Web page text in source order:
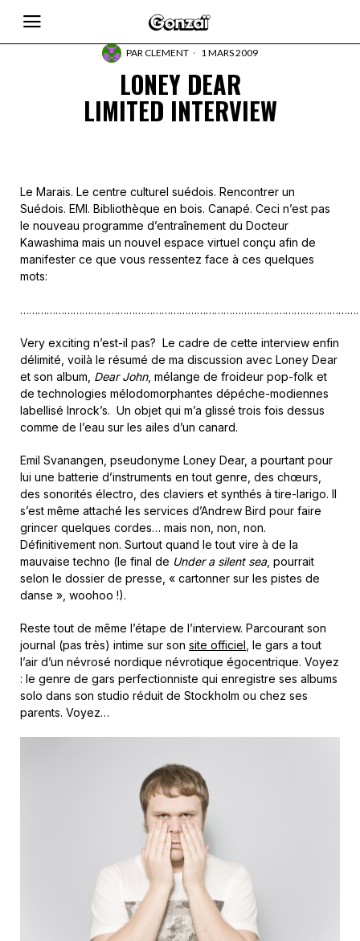
PARCLEMENT 1 MARS 2009
LONEY DEAR
LIMITED INTERVIEW
Le Marais. Le centre culturel suédois. Rencontrer un
Suédois. EMI. Bibliothèque en bois. Canapé. Ceci n’est pas
le nouveau programme d’entraînement du Docteur
Kawashima mais un nouvel espace virtuel conçu afin de
manifester ce que vous ressentez face à ces quelques
mots:
Very exciting n’est-il pas? Le cadre de cette interview enfin
délimité, voilà le résumé de ma discussion avec Loney Dear
et son album, Dear John, mélange de froideur pop-folk et
de technologies mélodomorphantes dépéche-modiennes
labellisé Inrock’s. Un objet qui m’a glissé trois fois dessus
comme de l’eau sur les ailes d’un canard.
Emil Svanangen, pseudonyme Loney Dear, a pourtant pour
lui une batterie d’instruments en tout genre, des chœurs,
des sonorités électro, des claviers et synthés à tire-larigo. Il
s’est même attaché les services d’Andrew Bird pour faire
grincer quelques cordes… mais non, non, non.
Définitivement non. Surtout quand le tout vire à de la
mauvaise techno (le final de Under a silent sea, pourrait
selon le dossier de presse, « cartonner sur les pistes de
danse », woohoo !).
Reste tout de même l’étape de l’interview. Parcourant son
journal (pas très) intime sur son site officiel , le gars a tout
l’air d’un névrosé nordique névrotique égocentrique. Voyez
: le genre de gars perfectionniste qui enregistre ses albums
solo dans son studio réduit de Stockholm ou chez ses
parents. Voyez…